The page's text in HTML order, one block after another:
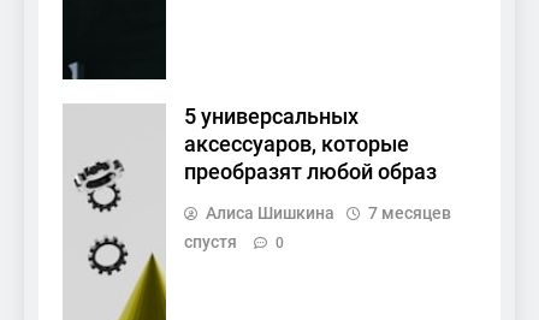
5 универсальных
аксессуаров, которые
преобразят любой образ
Алиса Шишкина
7 месяцев
спустя
0